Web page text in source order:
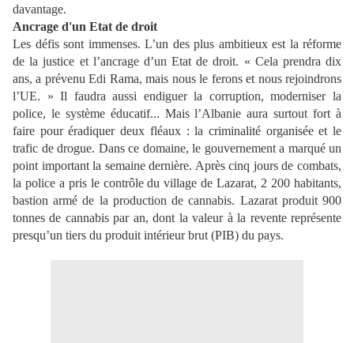
davantage.
Ancrage d'un Etat de droit
Les défis sont immenses. L’un des plus ambitieux est la réforme
de la justice et l’ancrage d’un Etat de droit. « Cela prendra dix
ans, a prévenu Edi Rama,mais nous le ferons et nousrejoindrons
l’UE. » Il faudra aussi endiguer la corruption, moderniser la
police, le système éducatif... Mais l’Albanie aura surtout fort à
faire pour éradiquer deux fléaux : la criminalité organisée et le
trafic de drogue. Dans ce domaine, le gouvernement a marqué un
point important la semaine dernière. Après cinq jours de combats,
la police a pris le contrôle du village de Lazarat, 2 200 habitants,
bastion armé de la production de cannabis. Lazarat produit 900
tonnes de cannabis par an, dont la valeur à la revente représente
presqu’un tiers du produit intérieur brut (PIB) du pays.